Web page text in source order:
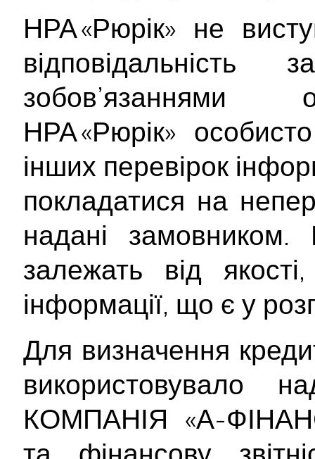
НРА «Рюрік» не
зобов’язаннями
НРА «Рюрік»
інших перевірок
покладатися на
надані замовником.
залежать від
інформації, що є у
Для визначення
використовувало
КОМПАНІЯ «А-